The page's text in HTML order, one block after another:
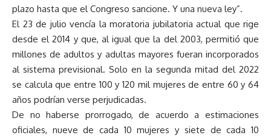
plazo hasta que el Congreso sancione. Y una nueva ley”.
El 23 de julio vencía la moratoria jubilatoria actual que rige
desde el 2014 y que, al igual que la del 2003, permitió que
millones de adultos y adultas mayores fueran incorporados
al sistema previsional. Solo en la segunda mitad del 2022
se calcula que entre 100 y 120 mil mujeres de entre 60 y 64
años podrían verse perjudicadas.
De no haberse prorrogado, de acuerdo a estimaciones
oficiales, nueve de cada 10 mujeres y siete de cada 10